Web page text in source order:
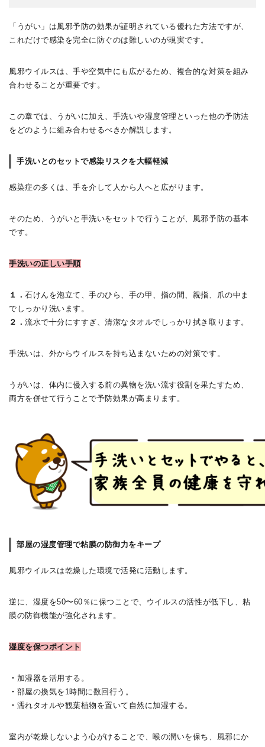
「うがい」は風邪予防の効果が証明されている優れた方法ですが、
これだけで感染を完全に防ぐのは難しいのが現実です。
風邪ウイルスは、手や空気中にも広がるため、複合的な対策を組み
合わせることが重要です。
この章では、うがいに加え、手洗いや湿度管理といった他の予防法
をどのように組み合わせるべきか解説します。
手洗いとのセットで感染リスクを大幅軽減
感染症の多くは、手を介して人から人へと広がります。
そのため、うがいと手洗いをセットで行うことが、風邪予防の基本
です。
手洗いの正しい手順
１．石けんを泡立て、手のひら、手の甲、指の間、親指、爪の中ま
でしっかり洗います。
２．流水で十分にすすぎ、清潔なタオルでしっかり拭き取ります。
手洗いは、外からウイルスを持ち込まないための対策です。
うがいは、体内に侵入する前の異物を洗い流す役割を果たすため、
両方を併せて行うことで予防効果が高まります。
部屋の湿度管理で粘膜の防御力をキープ
風邪ウイルスは乾燥した環境で活発に活動します。
逆に、湿度を50〜60％に保つことで、ウイルスの活性が低下し、粘
膜の防御機能が強化されます。
湿度を保つポイント
・ 加湿器を活用する。
・ 部屋の換気を1時間に数回行う。
・ 濡れタオルや観葉植物を置いて自然に加湿する。
室内が乾燥しないよう心がけることで、喉の潤いを保ち、風邪にか